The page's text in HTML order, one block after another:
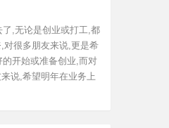
,无论是创业或打工,都
对很多朋友来说,更是希
开始或准备创业,而对
说,希望明年在业务上